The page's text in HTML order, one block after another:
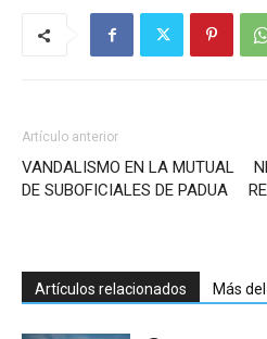
Artículo anterior
VANDALISMO EN LA MUTUAL
DE SUBOFICIALES DE PADUA
Artículos relacionados Más